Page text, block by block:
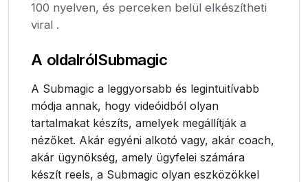
100 nyelven, és perceken belül elkészítheti
viral .
A oldalrólSubmagic
A Submagic a leggyorsabb és legintuitívabb
módja annak, hogy videóidból olyan
tartalmakat készíts, amelyek megállítják a
nézőket. Akár egyéni alkotó vagy, akár coach,
akár ügynökség, amely ügyfelei számára
készít reels, a Submagic olyan eszközökkel